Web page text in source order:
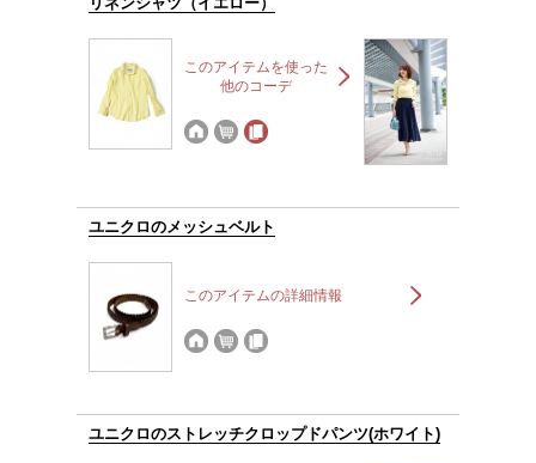
このアイテムを使った
他のコーデ
ユニクロのメッシュベルト
このアイテムの詳細情報
ユニクロのストレッチクロップドパンツ(ホワイト)